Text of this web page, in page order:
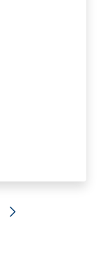
Successiva »